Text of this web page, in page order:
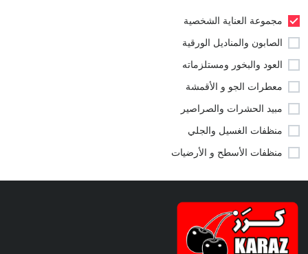
مجموعة العناية الشخصية
الصابون والمناديل الورقية
العود والبخور ومستلزماته
معطرات الجو و الأقمشة
مبيد الحشرات والصراصير
منظفات الغسيل والجلي
منظفات الأسطح و الأرضيات